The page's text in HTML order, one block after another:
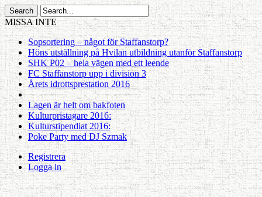
MISSA INTE
Sopsortering – något för Staffanstorp?
Höns utställning på Hvilan utbildning utanför Staffanstorp
SHK P02 – hela vägen med ett leende
FC Staffanstorp upp i division 3
Årets idrottsprestation 2016
Lagen är helt om bakfoten
Kulturpristagare 2016:
Kulturstipendiat 2016:
Poke Party med DJ Szmak
Registrera
Logga in